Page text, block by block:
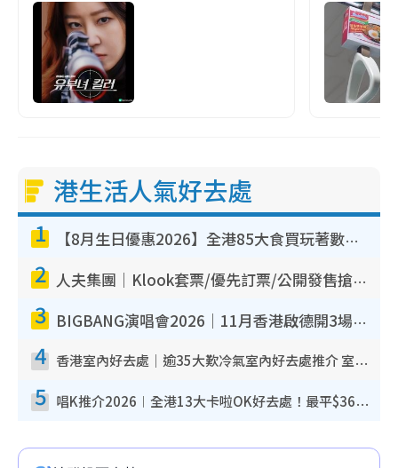
港生活人氣好去處
1 【8月生日優惠2026】全港85大食買玩著數攻略 自助餐/火鍋放題同行免費＋誠品/DONKI送現金券
2 人夫集團｜Klook套票/優先訂票/公開發售搶飛攻略！附票價.購票連結.場地座位表
3 BIGBANG演唱會2026｜11月香港啟德開3場！實名制VIP申請、優先購票攻略
4 香港室內好去處｜逾35大歎冷氣室內好去處推介 室內活動免費避雨無懼落雨
5 唱K推介2026︱全港13大卡啦OK好去處！最平$36起 日文K都有！(附地址+收費詳情)